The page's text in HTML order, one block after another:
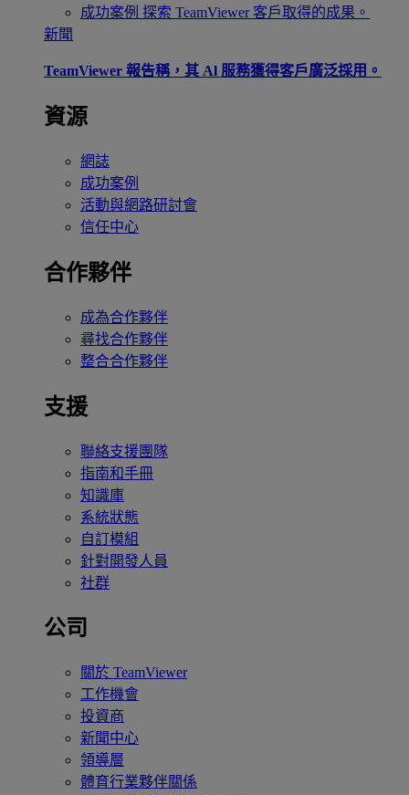
成功案例 探索 TeamViewer 客戶取得的成果。
新聞
TeamViewer 報告稱，其 Al 服務獲得客戶廣泛採用。
資源
網誌
成功案例
活動與網路研討會
信任中心
合作夥伴
成為合作夥伴
尋找合作夥伴
整合合作夥伴
支援
聯絡支援團隊
指南和手冊
知識庫
系統狀態
自訂模組
針對開發人員
社群
公司
關於 TeamViewer
工作機會
投資商
新聞中心
領導層
體育行業夥伴關係